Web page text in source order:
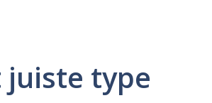
juiste type